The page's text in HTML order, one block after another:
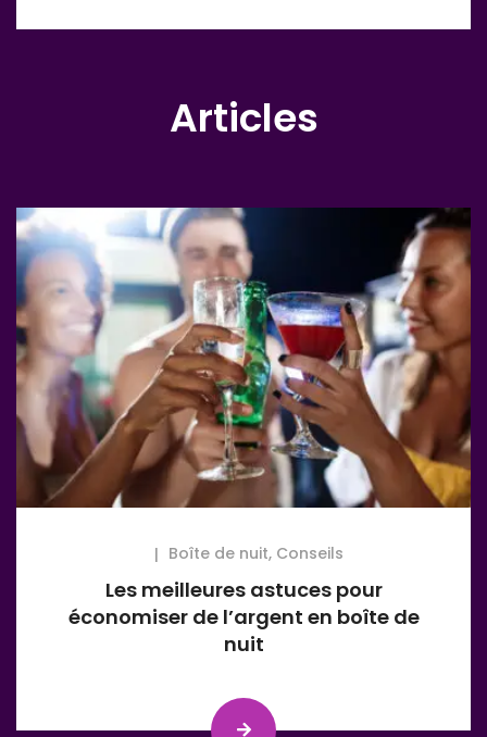
Articles
Boîte de nuit, Conseils
Les meilleures astuces pour
économiser de l’argent en boîte de
nuit